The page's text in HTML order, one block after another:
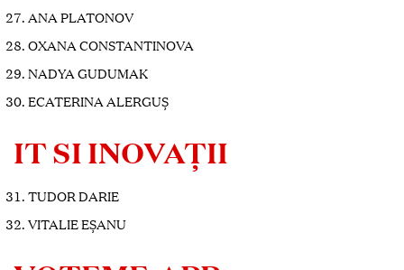
ANA PLATONOV
OXANA CONSTANTINOVA
NADYA GUDUMAK
ECATERINA ALERGUȘ
IT SI INOVAȚII
TUDOR DARIE
VITALIE EȘANU